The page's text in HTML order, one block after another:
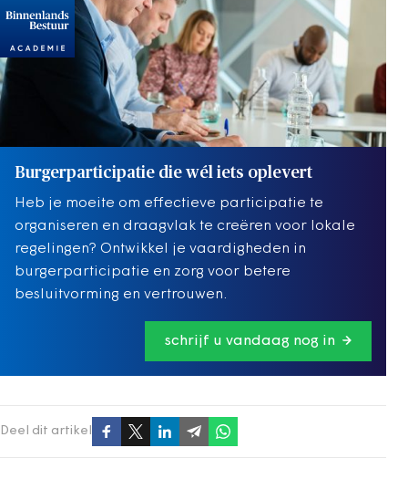
Burgerparticipatie die wél iets oplevert
Heb je moeite om effectieve participatie te
organiseren en draagvlak te creëren voor lokale
regelingen? Ontwikkel je vaardigheden in
burgerparticipatie en zorg voor betere
besluitvorming en vertrouwen.
schrijf u vandaag nog in
Deel dit artikel